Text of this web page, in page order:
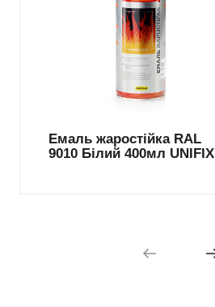
Емаль жаростійка RAL
9010 Білий 400мл UNIFIX